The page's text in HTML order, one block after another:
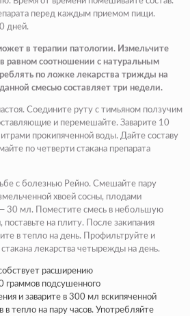
перед каждым приемом пищи.
дней.
в терапии патологии. Измельчите
равном соотношении с натуральным
по ложке лекарства трижды на
смесью составляет три недели.
Соедините руту с тимьяном ползучим
и перемешайте. Заварите 10
прокипяченной воды. Дайте составу
по четверти стакана препарата
с болезнью Рейно. Смешайте пару
хвоей сосны, плодами
30 мл. Поместите смесь в небольшую
на плиту. После закипания
в тепло на день. Профильтруйте и
лекарства четырежды на день.
расширению
граммов подсушенного
и заварите в 300 мл вскипяченной
в тепло на пару часов. Употребляйте